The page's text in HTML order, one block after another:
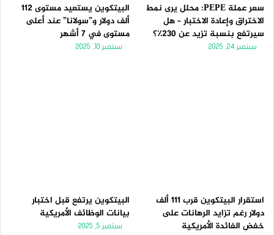
سعر عملة PEPE: محلل يرى نمط
الاختراق وإعادة الاختبار – هل
سيرتفع بنسبة تزيد عن 230٪؟
سبتمبر 24, 2025
البيتكوين يستعيد مستوى 112
ألف دولار و”سولانا” عند أعلى
مستوى في 7 أشهر
سبتمبر 10, 2025
استقرار البيتكوين قرب 111 ألف
دولار رغم تزايد الرهانات على
خفض الفائدة الأمريكية
البيتكوين يرتفع قبل اختبار
بيانات الوظائف الأمريكية
سبتمبر 5, 2025